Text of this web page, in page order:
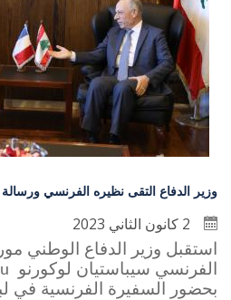
وزير الدفاع التقى نظيره الفرنسي ورسالة
استقبل وزير الدفاع الوطني
الفرنسي سيباستيان لوكورنو
بحضور السفيرة الفرنسية في